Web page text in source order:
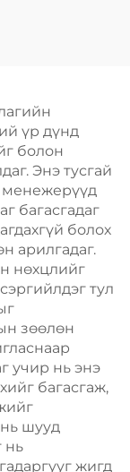
үр дүнд
болон
Энэ тусгай
менежерүүд
багасгадаг
болох
арилгадаг.
нөхцлийг
тул
зөөлөн
учир нь энэ
багасгаж,
шууд
нь
жигд